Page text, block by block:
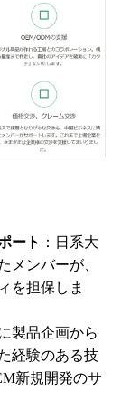
ート ：日系大
メンバーが、
を担保しま
製品企画から
経験のある技
新規開発のサ